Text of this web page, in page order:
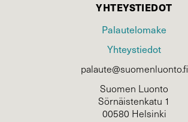
YHTEYSTIEDOT
Palautelomake
Yhteystiedot
palaute@suomenluonto.fi
Suomen Luonto
Sörnäistenkatu 1
00580 Helsinki